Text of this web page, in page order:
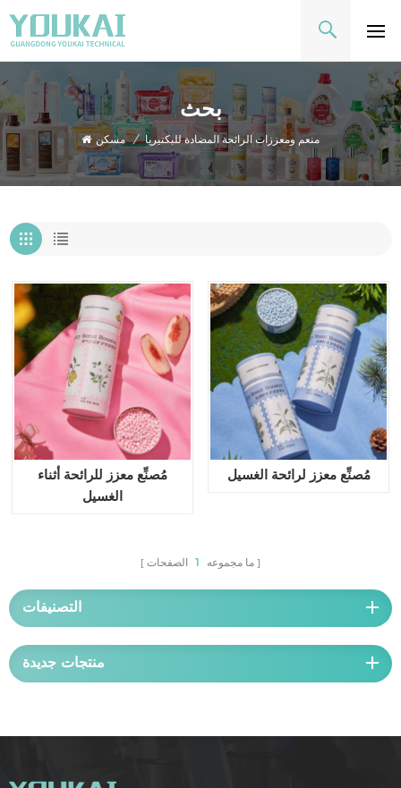
بحث
مسكن / منعم ومعززات الرائحة المضادة للبكتيريا
مُصنِّع معزز للرائحة أثناء
الغسيل
مُصنِّع معزز لرائحة الغسيل
ما مجموعه 1 الصفحات
التصنيفات
منتجات جديدة